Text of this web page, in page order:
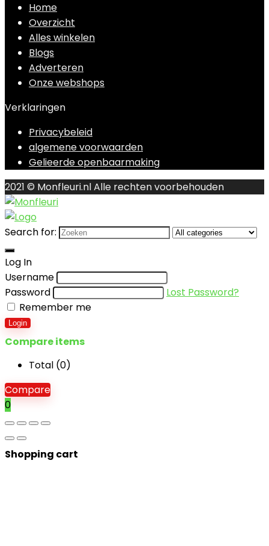
Home
Overzicht
Alles winkelen
Blogs
Adverteren
Onze webshops
Verklaringen
Privacybeleid
algemene voorwaarden
Gelieerde openbaarmaking
2021 © Monfleuri.nl Alle rechten voorbehouden
Search for:
Log In
Username
Password
Lost Password?
Remember me
Login
Compare items
Total (0)
Compare
0
Shopping cart